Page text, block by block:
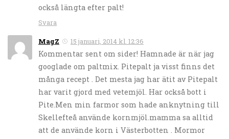
också längta efter palt!
Svara
MagZ 15 januari, 2014 kl. 12:36
Kommentar sent om sider! Hamnade är när jag
googlade om paltmix. Pitepalt ja visst finns det
många recept . Det mesta jag har ätit av Pitepalt
har varit gjord med vetemjöl. Har också bott i
Pite.Men min farmor som hade anknytning till
Skellefteå använde kornmjöl.mamma sa alltid
att de använde korn i Västerbotten . Mormor